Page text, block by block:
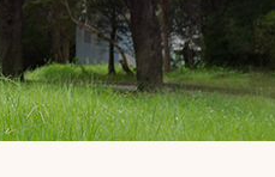
葬儀後のお手伝い
生前相談